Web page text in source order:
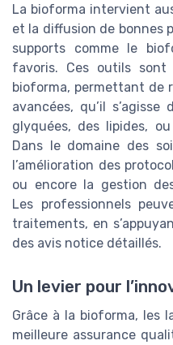
La bioforma intervient
et la diffusion de bonnes
supports comme le
favoris. Ces outils
bioforma, permettant de
avancées, qu’il s’agisse
glyquées, des lipides,
Dans le domaine des
l’amélioration des
ou encore la gestion
Les professionnels
traitements, en
des avis notice détaillés.
Un levier pour
Grâce à la bioforma, les
meilleure assurance